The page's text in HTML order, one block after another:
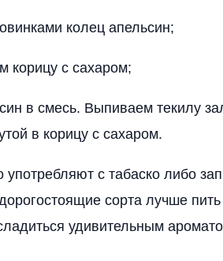
колец апельсин;
корицу с сахаром;
в смесь. Выпиваем текилу
в корицу с сахаром.
употребляют с табаско либо
сорта лучше
удивительным